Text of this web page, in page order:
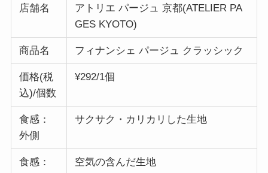
店舗名
アトリエ パージュ 京都(ATELIER PA
GES KYOTO)
商品名 フィナンシェ パージュ クラッシック
価格(税
込)/個数
¥292/1個
食感：
外側
サクサク・カリカリした生地
食感：
空気の含んだ生地